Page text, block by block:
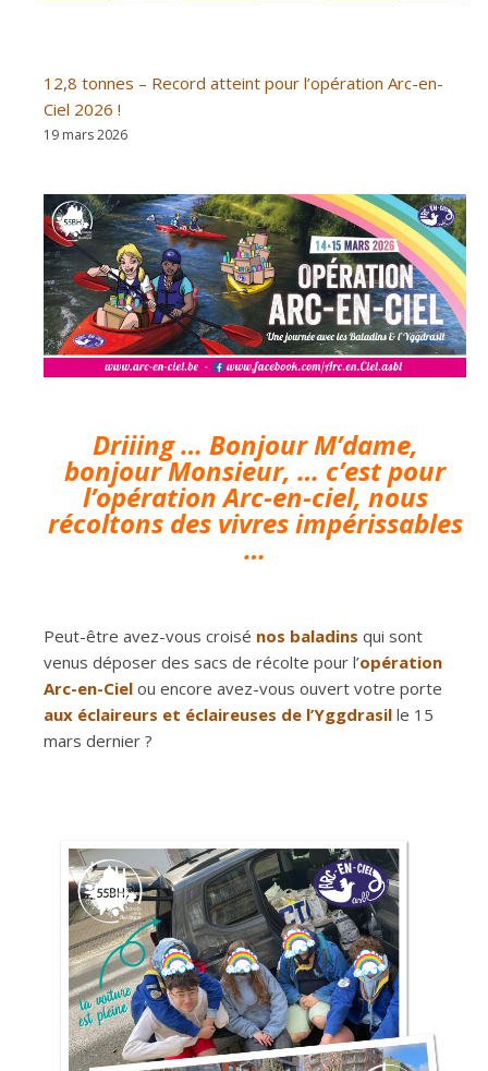
12,8 tonnes – Record atteint pour l’opération Arc-en-
Ciel 2026 !
19 mars 2026
Driiing … Bonjour M’dame,
bonjour Monsieur, … c’est pour
l’opération Arc-en-ciel, nous
récoltons des vivres impérissables
…
Peut-être avez-vous croisé nos baladins qui sont
venus déposer des sacs de récolte pour l’opération
Arc-en-Ciel ou encore avez-vous ouvert votre porte
aux éclaireurs et éclaireuses de l’Yggdrasil le 15
mars dernier ?